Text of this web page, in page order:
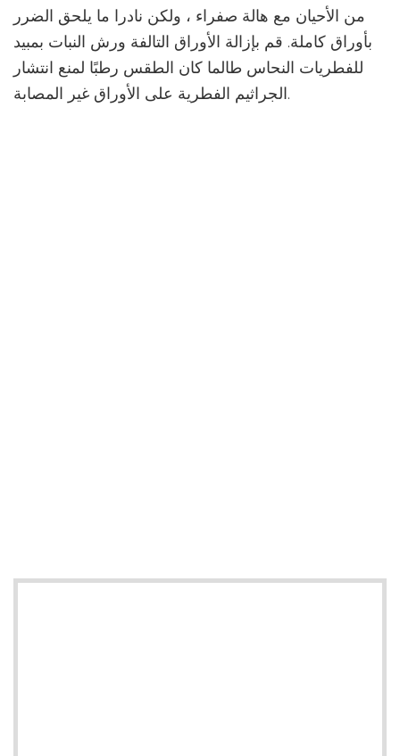
من الأحيان مع هالة صفراء ، ولكن نادرا ما يلحق الضرر
بأوراق كاملة. قم بإزالة الأوراق التالفة ورش النبات بمبيد
للفطريات النحاس طالما كان الطقس رطبًا لمنع انتشار
الجراثيم الفطرية على الأوراق غير المصابة.